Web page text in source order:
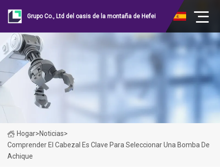
Grupo Co., Ltd del oasis de la montaña de Hefei
Hogar>Noticias>
Comprender El Cabezal Es Clave Para Seleccionar Una Bomba De
Achique